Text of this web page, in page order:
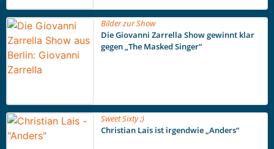
Bilder zur Show
Die Giovanni Zarrella Show gewinnt klar
gegen „The Masked Singer“
Sweet Sixty ;)
Christian Lais ist irgendwie „Anders“